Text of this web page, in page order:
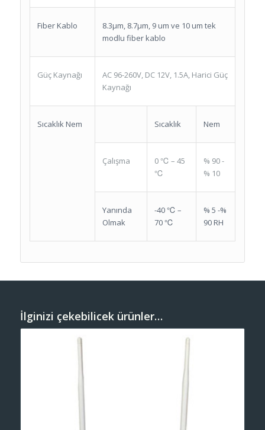
Fiber Kablo
8.3μm, 8.7μm, 9 um ve 10 um tek
modlu fiber kablo
Güç Kaynağı
AC 96-260V, DC 12V, 1.5A, Harici Güç
Kaynağı
Sıcaklık Nem Sıcaklık Nem
Çalışma
0 ℃ – 45
℃
% 90 -
% 10
Yanında
Olmak
-40 ℃ –
70 ℃
% 5 -%
90 RH
İlginizi çekebilicek ürünler…